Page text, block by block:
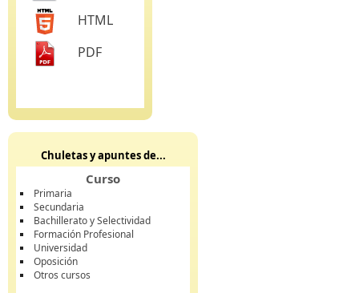
HTML
PDF
Chuletas y apuntes de...
Curso
Primaria
Secundaria
Bachillerato y Selectividad
Formación Profesional
Universidad
Oposición
Otros cursos